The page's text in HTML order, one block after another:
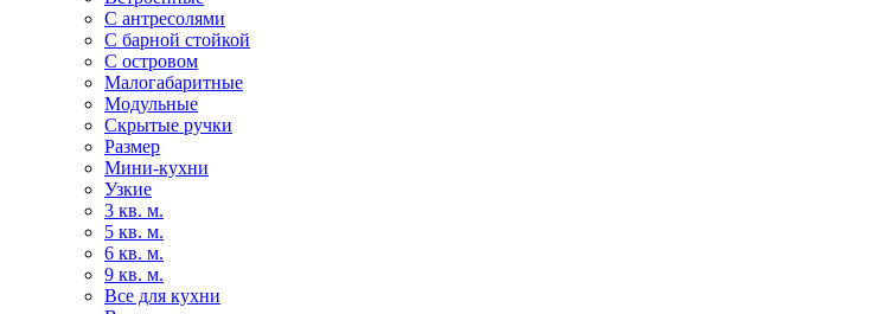
С антресолями
С барной стойкой
С островом
Малогабаритные
Модульные
Скрытые ручки
Размер
Мини-кухни
Узкие
3 кв. м.
5 кв. м.
6 кв. м.
9 кв. м.
Все для кухни